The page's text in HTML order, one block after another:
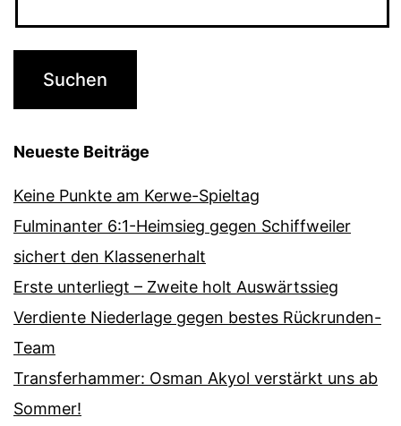
Neueste Beiträge
Keine Punkte am Kerwe-Spieltag
Fulminanter 6:1-Heimsieg gegen Schiffweiler
sichert den Klassenerhalt
Erste unterliegt – Zweite holt Auswärtssieg
Verdiente Niederlage gegen bestes Rückrunden-
Team
Transferhammer: Osman Akyol verstärkt uns ab
Sommer!